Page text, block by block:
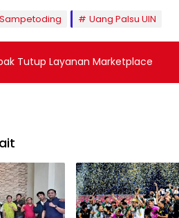
Uang Palsu UIN
Tutup Layanan Marketplace